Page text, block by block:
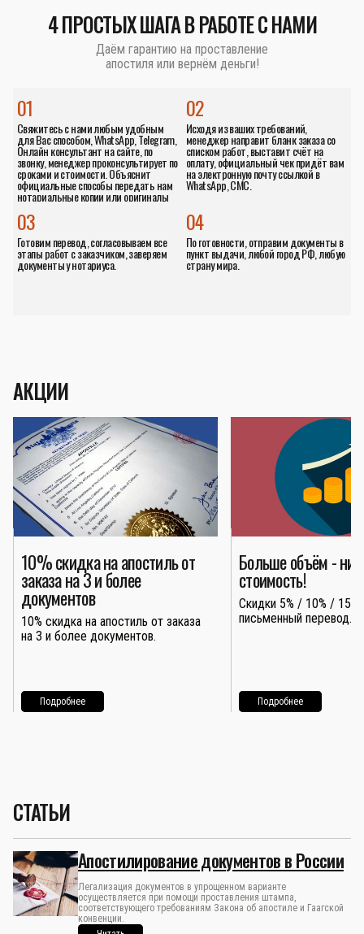
4 ПРОСТЫХ ШАГА В РАБОТЕ С НАМИ
Даём гарантию на проставление
апостиля или вернём деньги!
01
Свяжитесь с нами любым удобным
для Вас способом, WhatsApp, Telegram,
Онлайн консультант на сайте, по
звонку, менеджер проконсультирует по
сроками и стоимости. Объяснит
официальные способы передать нам
нотариальные копии или оригиналы
02
Исходя из ваших требований,
менеджер направит бланк заказа со
списком работ, выставит счёт на
оплату, официальный чек придёт вам
на электронную почту ссылкой в
WhatsApp, СМС.
04
По готовности, отправим документы в
пункт выдачи, любой город РФ, любую
страну мира.
03
Готовим перевод, согласовываем все
этапы работ с заказчиком, заверяем
документы у нотариуса.
АКЦИИ
10% скидка на апостиль от
заказа на 3 и более
документов
10% скидка на апостиль от заказа
на 3 и более документов.
Подробнее
Больше объём -
стоимость!
Скидки 5% / 10% / 15%
письменный перевод.
Подробнее
СТАТЬИ
Апостилирование документов в России
Легализация документов в упрощенном варианте
осуществляется при помощи проставления штампа,
соответствующего требованиям Закона об апостиле и Гаагской
конвенции.